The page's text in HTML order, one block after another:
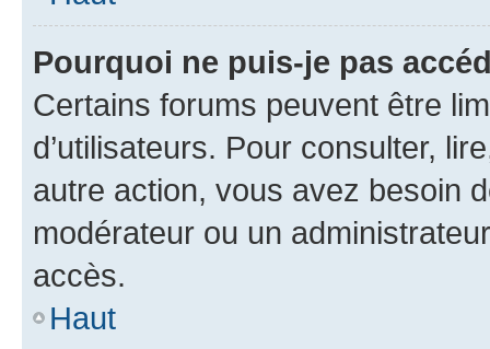
Pourquoi ne puis-je pas
Certains forums peuvent être
d’utilisateurs. Pour consulter,
autre action, vous avez besoin
modérateur ou un
accès.
Haut